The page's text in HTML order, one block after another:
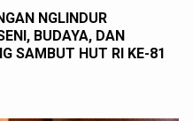
NGLINDUR
BUDAYA, DAN
SAMBUT HUT RI KE-81